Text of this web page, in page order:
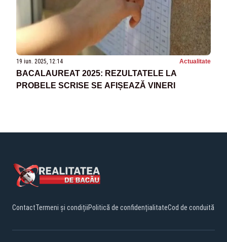
19 iun. 2025, 12:14 Actualitate
BACALAUREAT 2025: REZULTATELE LA
PROBELE SCRISE SE AFIȘEAZĂ VINERI
ContactTermeni și condițiiPolitică de confidențialitateCod de conduită